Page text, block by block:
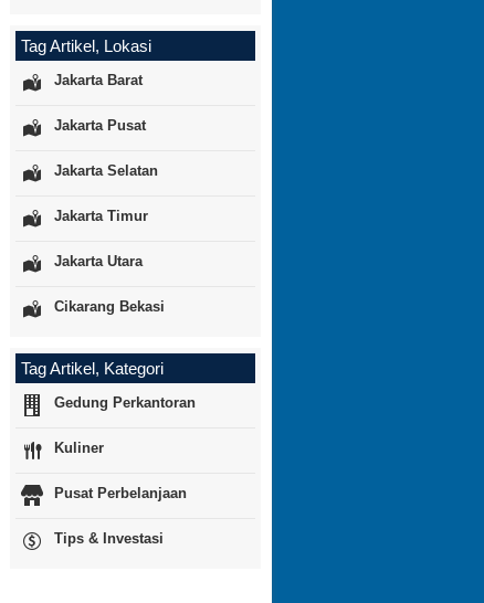
Tag Artikel, Lokasi
Jakarta Barat
Jakarta Pusat
Jakarta Selatan
Jakarta Timur
Jakarta Utara
Cikarang Bekasi
Tag Artikel, Kategori
Gedung Perkantoran
Kuliner
Pusat Perbelanjaan
Tips & Investasi